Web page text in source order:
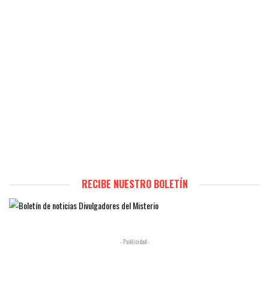
RECIBE NUESTRO BOLETÍN
- Publicidad -